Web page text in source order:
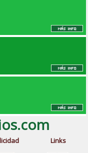
Links